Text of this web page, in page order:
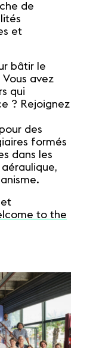
de
et
bâtir le
avez
qui
? Rejoignez
des
formés
dans les
to the